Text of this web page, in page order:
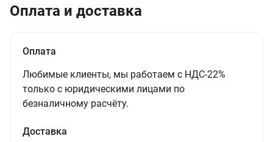
Оплата и доставка
Оплата
Любимые клиенты, мы работаем с НДС-22%
только с юридическими лицами по
безналичному расчёту.
Доставка